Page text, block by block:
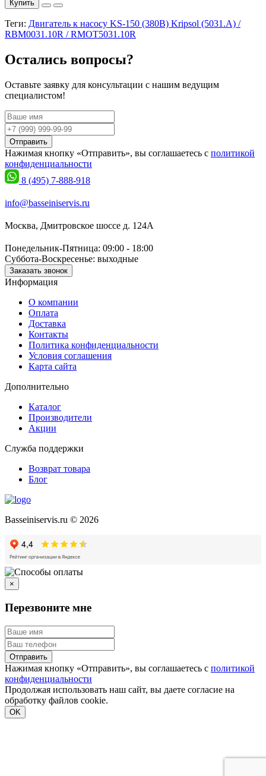
Купить
Теги: Двигатель к насосу KS-150 (380В) Kripsol (5031.A) /
RBM0031.10R / RMOT5031.10R
Остались вопросы?
Оставьте заявку для консультации с нашим ведущим
специалистом!
Отправить
Нажимая кнопку «Отправить», вы соглашаетесь с политикой
конфиденциальности
8 (495) 7-888-918
info@basseiniservis.ru
Москва, Дмитровское шоссе д. 124А
Понедельник-Пятница: 09:00 - 18:00
Суббота-Воскресенье: выходные
Заказать звонок
Информация
О компании
Оплата
Доставка
Контакты
Политика конфиденциальности
Условия соглашения
Карта сайта
Дополнительно
Каталог
Производители
Акции
Служба поддержки
Возврат товара
Блог
Basseiniservis.ru © 2026
×
Перезвоните мне
Отправить
Нажимая кнопку «Отправить», вы соглашаетесь с политикой
конфиденциальности
Продолжая использовать наш сайт, вы даете согласие на
обработку файлов cookie.
OK